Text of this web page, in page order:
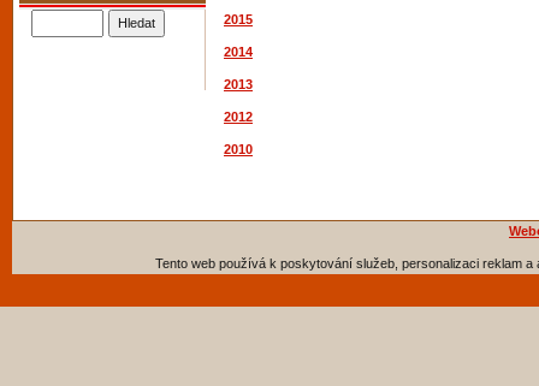
2015
2014
2013
2012
2010
Tento web používá k poskytování služeb, personalizaci reklam